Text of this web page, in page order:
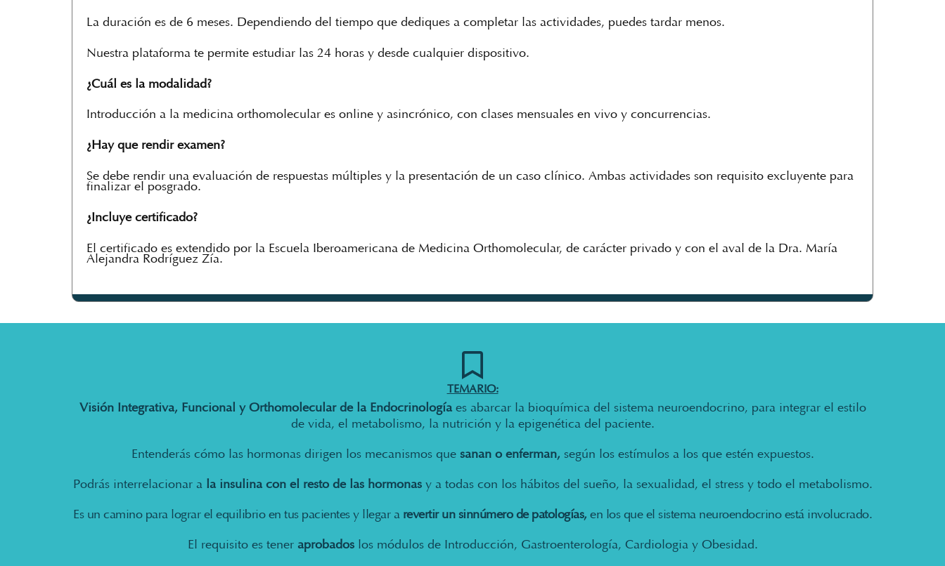
La duración es de 6 meses. Dependiendo del tiempo que dediques a completar las actividades, puedes tardar menos.
Nuestra plataforma te permite estudiar las 24 horas y desde cualquier dispositivo.
¿Cuál es la modalidad?
Introducción a la medicina orthomolecular es online y asincrónico, con clases mensuales en vivo y concurrencias.
¿Hay que rendir examen?
Se debe rendir una evaluación de respuestas múltiples y la presentación de un caso clínico. Ambas actividades son requisito excluyente para
finalizar el posgrado.
¿Incluye certificado?
El certificado es extendido por la Escuela Iberoamericana de Medicina Orthomolecular, de carácter privado y con el aval de la Dra. María
Alejandra Rodríguez Zía.
TEMARIO:
Visión Integrativa, Funcional y Orthomolecular de la Endocrinologíaes abarcar la bioquímica del sistema neuroendocrino, para integrar el estilo
de vida, el metabolismo, la nutrición y la epigenética del paciente.
Entenderás cómo las hormonas dirigen los mecanismos que sanan o enferman, según los estímulos a los que estén expuestos.
Podrás interrelacionar a la insulina con el resto de las hormonas y a todas con los hábitos del sueño, la sexualidad, el stress y todo el metabolismo.
Es un camino para lograr el equilibrio en tus pacientes y llegar a revertir un sinnúmero de patologías, en los que el sistema neuroendocrino está involucrado.
El requisito es tener aprobadoslos módulos de Introducción, Gastroenterología, Cardiologia y Obesidad.